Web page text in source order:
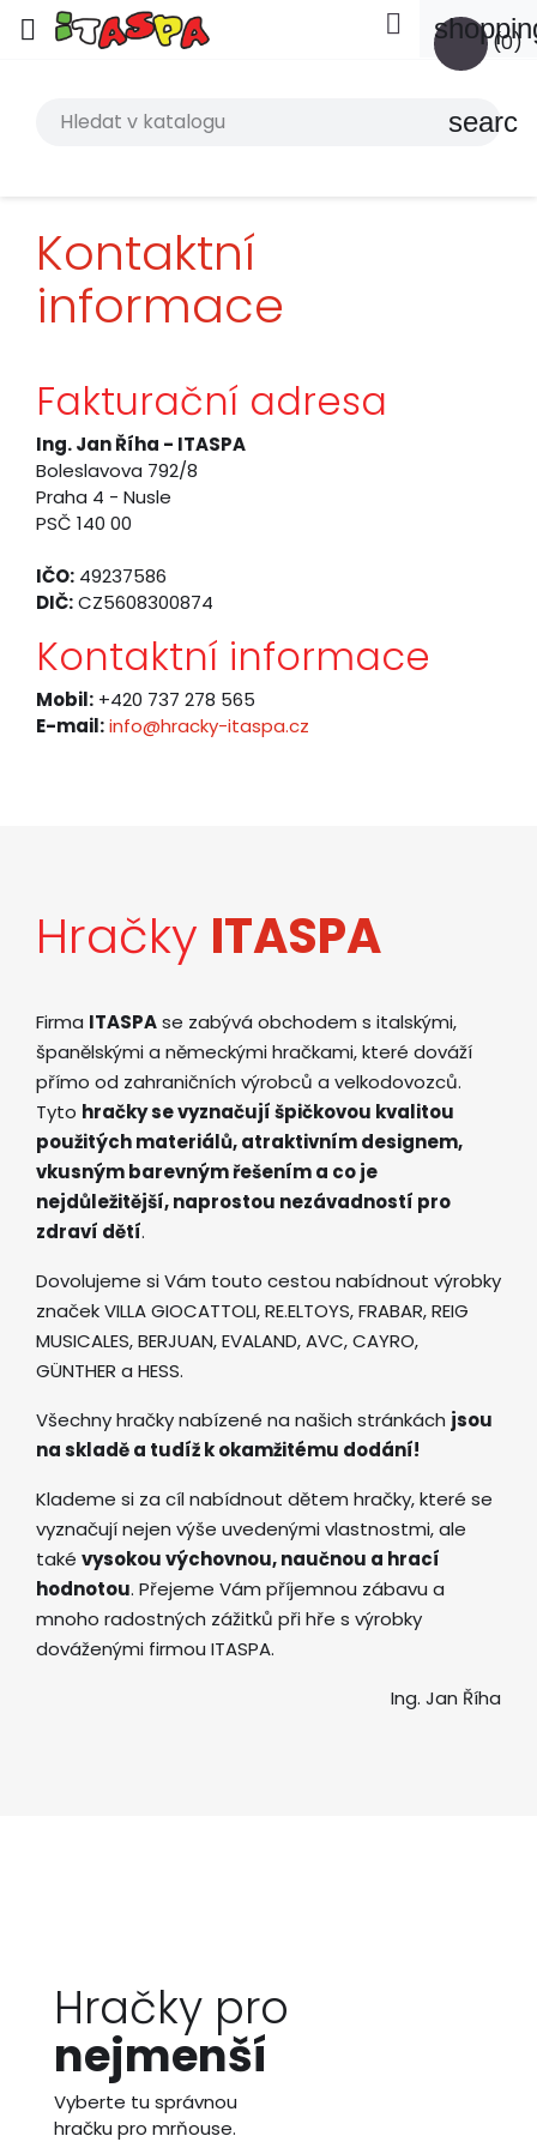
 (0)

search
Kontaktní
informace
Fakturační adresa
Ing. Jan Říha - ITASPA
Boleslavova 792/8
Praha 4 - Nusle
PSČ 140 00
IČO: 49237586
DIČ:CZ5608300874
Kontaktní informace
Mobil: +420 737 278 565
E-mail:info@hracky-itaspa.cz
Hračky ITASPA
Firma ITASPAse zabývá obchodem s italskými,
španělskými a německými hračkami, které dováží
přímo od zahraničních výrobců a velkodovozců.
Tyto hračky se vyznačují špičkovou kvalitou
použitých materiálů, atraktivním designem,
vkusným barevným řešením a co je
nejdůležitější, naprostou nezávadností pro
zdraví dětí.
Dovolujeme si Vám touto cestou nabídnout výrobky
značek VILLA GIOCATTOLI, RE.ELTOYS, FRABAR, REIG
MUSICALES, BERJUAN, EVALAND, AVC, CAYRO,
GÜNTHER a HESS.
Všechny hračky nabízené na našich stránkách jsou
na skladě a tudíž k okamžitému dodání!
Klademe si za cíl nabídnout dětem hračky, které se
vyznačují nejen výše uvedenými vlastnostmi, ale
také vysokou výchovnou, naučnou a hrací
hodnotou. Přejeme Vám příjemnou zábavu a
mnoho radostných zážitků při hře s výrobky
dováženými firmou ITASPA.
Ing. Jan Říha
Hračky pro
nejmenší
Vyberte tu správnou
hračku pro mrňouse.